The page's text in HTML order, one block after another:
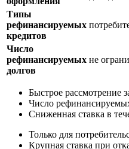
Типы
рефинансируемых
кредитов
Число
рефинансируемых
долгов
не
Быстрое рассмотрение
Число
Сниженная ставка в
Только для
Крупная ставка при